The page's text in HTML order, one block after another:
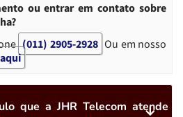
ou entrar em contato sobre
(011) 2905-2928 Ou em nosso
que a JHR Telecom atende